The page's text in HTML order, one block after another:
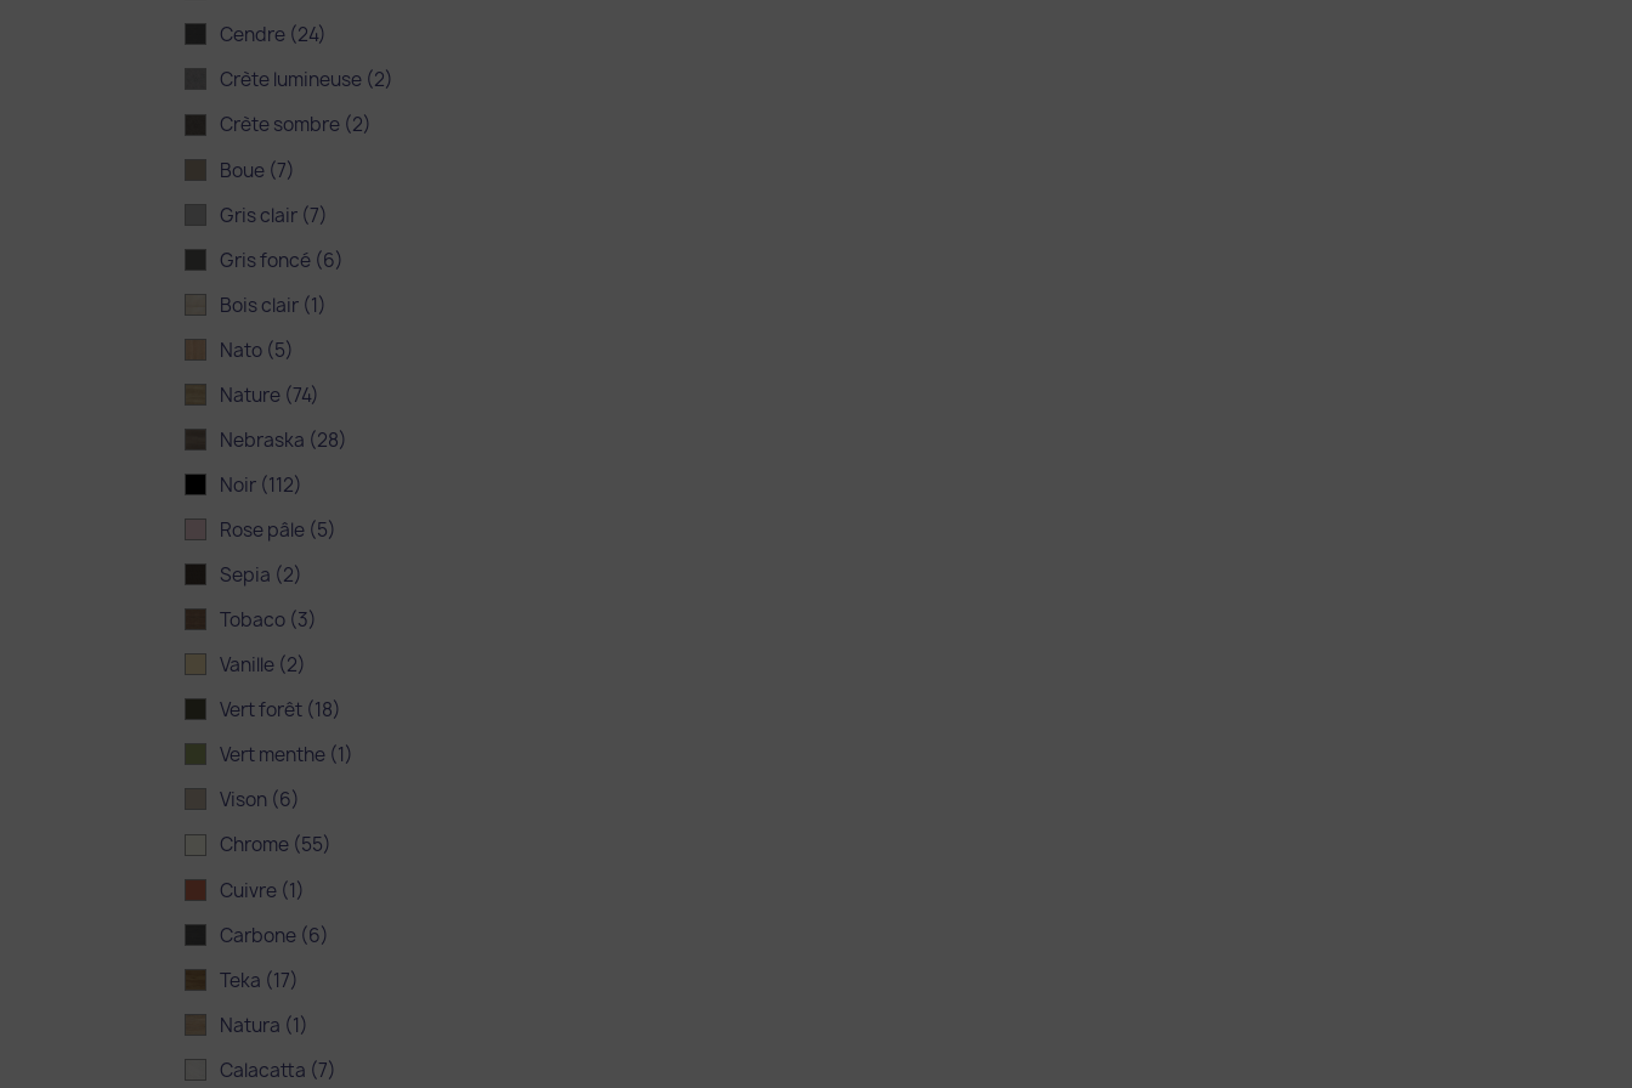
Cendre (24)
Crète lumineuse (2)
Crète sombre (2)
Boue (7)
Gris clair (7)
Gris foncé (6)
Bois clair (1)
Nato (5)
Nature (74)
Nebraska (28)
Noir (112)
Rose pâle (5)
Sepia (2)
Tobaco (3)
Vanille (2)
Vert forêt (18)
Vert menthe (1)
Vison (6)
Chrome (55)
Cuivre (1)
Carbone (6)
Teka (17)
Natura (1)
Calacatta (7)